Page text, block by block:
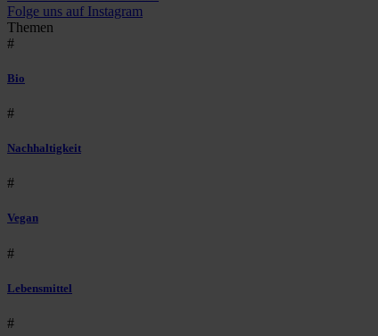
Folge uns auf Instagram
Themen
#
Bio
#
Nachhaltigkeit
#
Vegan
#
Lebensmittel
#